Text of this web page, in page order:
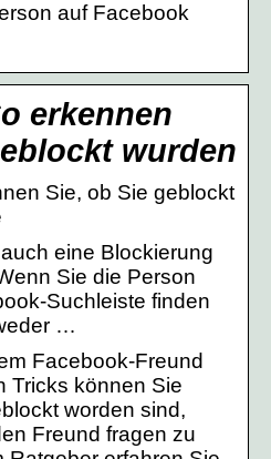
auf Facebook
erkennen
wurden
Sie, ob Sie geblockt
eine Blockierung
Sie die Person
Suchleiste finden
…
Facebook-Freund
Tricks können Sie
worden sind,
Freund fragen zu